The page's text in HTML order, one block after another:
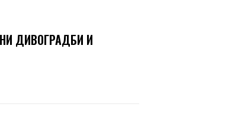
ДИВОГРАДБИ И